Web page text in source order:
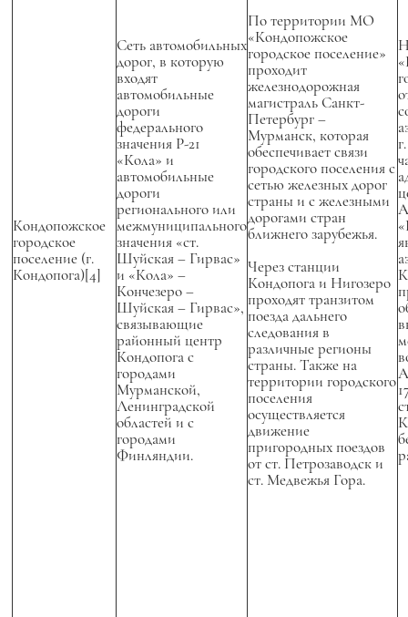
Кондопожское
городское
поселение (г.
Кондопога)[4]
Сеть автомобильных
дорог, в которую
входят
автомобильные
дороги
федерального
значения Р-21
«Кола» и
автомобильные
дороги
регионального или
межмуниципального
значения «ст.
Шуйская – Гирвас»
и «Кола» –
Кончезеро –
Шуйская – Гирвас»,
связывающие
районный центр
Кондопога с
городами
Мурманской,
Ленинградской
областей и с
городами
Финляндии.
По территории МО
«Кондопожское
городское поселение»
проходит
железнодорожная
магистраль Санкт-
Петербург –
Мурманск, которая
обеспечивает связи
городского поселения с
сетью железных дорог
страны и с железными
дорогами стран
ближнего зарубежья.
Через станции
Кондопога и Нигозеро
проходят транзитом
поезда дальнего
следования в
различные регионы
страны. Также на
территории городского
поселения
осуществляется
движение
пригородных поездов
от ст. Петрозаводск и
ст. Медвежья Гора.